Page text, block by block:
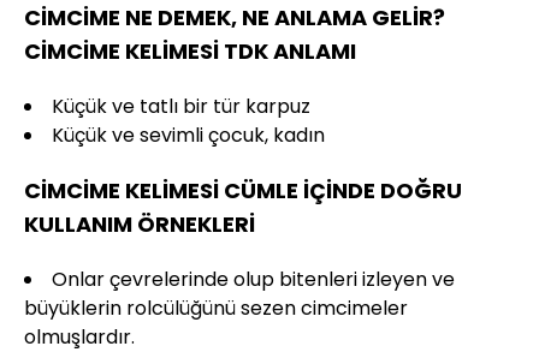
CİMCİME NE DEMEK, NE ANLAMA GELİR?
CİMCİME KELİMESİ TDK ANLAMI
Küçük ve tatlı bir tür karpuz
Küçük ve sevimli çocuk, kadın
CİMCİME KELİMESİ CÜMLE İÇİNDE DOĞRU
KULLANIM ÖRNEKLERİ
Onlar çevrelerinde olup bitenleri izleyen ve
büyüklerin rolcülüğünü sezen cimcimeler
olmuşlardır.